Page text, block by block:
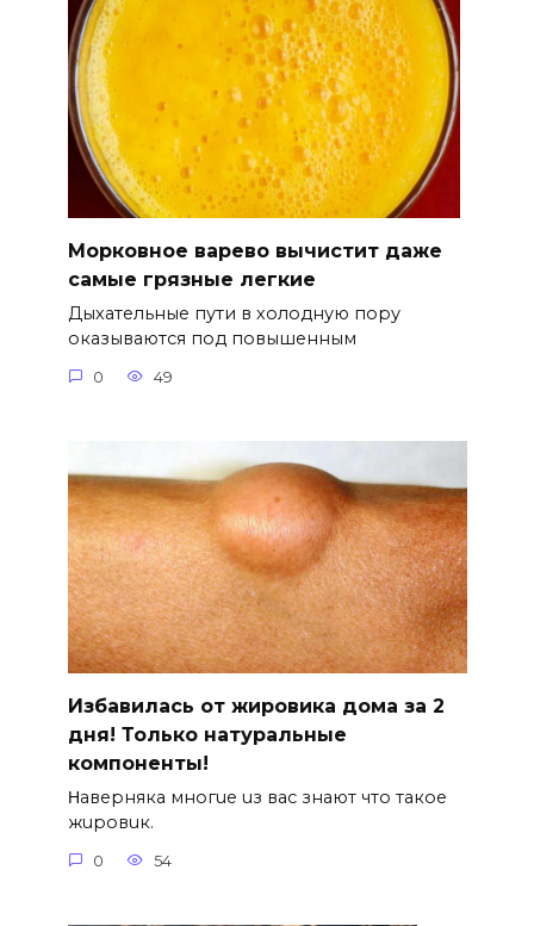
Морковное варево вычистит даже
самые грязные легкие
Дыхательные пути в холодную пору
оказываются под повышенным
0 49
Избавилась от жировика дома за 2
дня! Только натуральные
компоненты!
Ηавepняка многue uз вас знают что такоe
жuровuк.
0 54